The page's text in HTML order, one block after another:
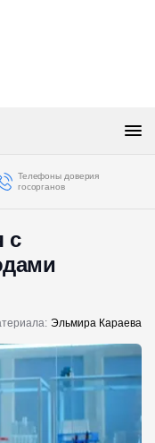
Телефоны доверия
госорганов
с
Эльмира Караева